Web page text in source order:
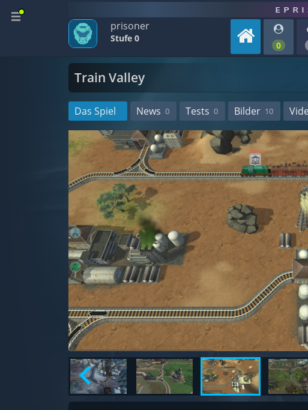
prisoner
Stufe 0
0
Train Valley
Das Spiel News 0 Tests 0 Bilder 10